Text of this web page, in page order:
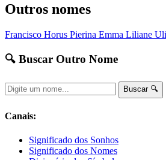
Outros nomes
Francisco Horus Pierina Emma Liliane
🔍 Buscar Outro Nome
Buscar 🔍
Canais:
Significado dos Sonhos
Significado dos Nomes